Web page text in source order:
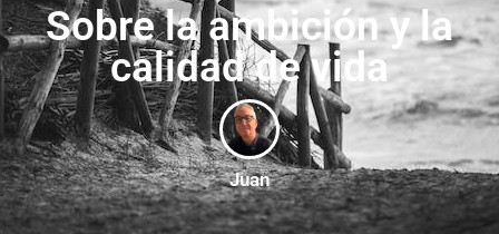
Sobre la ambición y la
calidad de vida
Juan